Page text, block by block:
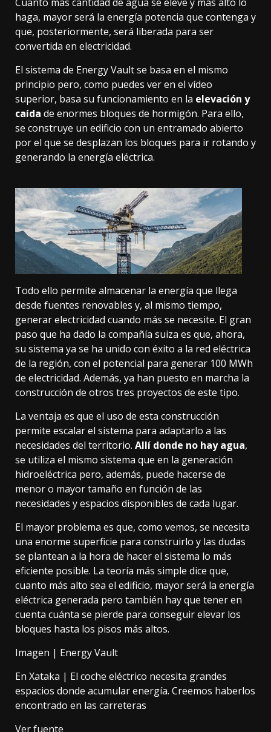
haga, mayor será la energía potencia que contenga y
que, posteriormente, será liberada para ser
convertida en electricidad.
El sistema de Energy Vault se basa en el mismo
principio pero, como puedes ver en el vídeo
superior, basa su funcionamiento en la elevación y
caída de enormes bloques de hormigón. Para ello,
se construye un edificio con un entramado abierto
por el que se desplazan los bloques para ir rotando y
generando la energía eléctrica.
Todo ello permite almacenar la energía que llega
desde fuentes renovables y, al mismo tiempo,
generar electricidad cuando más se necesite. El gran
paso que ha dado la compañía suiza es que, ahora,
su sistema ya se ha unido con éxito a la red eléctrica
de la región, con el potencial para generar 100 MWh
de electricidad. Además, ya han puesto en marcha la
construcción de otros tres proyectos de este tipo.
La ventaja es que el uso de esta construcción
permite escalar el sistema para adaptarlo a las
necesidades del territorio. Allí donde no hay agua,
se utiliza el mismo sistema que en la generación
hidroeléctrica pero, además, puede hacerse de
menor o mayor tamaño en función de las
necesidades y espacios disponibles de cada lugar.
El mayor problema es que, como vemos, se necesita
una enorme superficie para construirlo y las dudas
se plantean a la hora de hacer el sistema lo más
eficiente posible. La teoría más simple dice que,
cuanto más alto sea el edificio, mayor será la energía
eléctrica generada pero también hay que tener en
cuenta cuánta se pierde para conseguir elevar los
bloques hasta los pisos más altos.
Imagen | Energy Vault
En Xataka | El coche eléctrico necesita grandes
espacios donde acumular energía. Creemos haberlos
encontrado en las carreteras
Ver fuente